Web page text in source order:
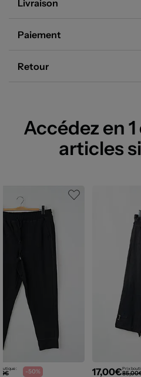
Livraison
Paiement
Retour
Accédez en
articles
: -50% 17,00€Prix